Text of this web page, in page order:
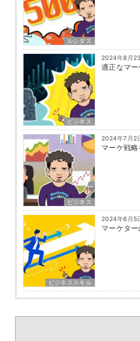
ルシダス
ビジネス
2024年8月
適正なマ
ビジネス
2024年7月2
マーケ戦
ビジネススキル
2024年6月5
マーケタ